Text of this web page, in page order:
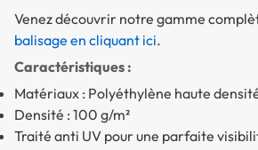
Venez découvrir notre gamme
balisage en cliquant ici.
Caractéristiques :
Matériaux : Polyéthylène haute
Densité : 100 g/m²
Traité anti UV pour une parfaite